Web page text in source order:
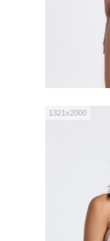
1321x2000